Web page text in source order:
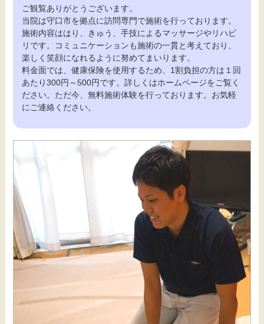
ご観覧ありがとうございます。
当院は守口市を拠点に訪問専門で施術を行っております。
施術内容ははり、きゅう、手技によるマッサージやリハビ
リです。コミュニケーションも施術の一貫と考えており、
楽しく笑顔になれるように努めてまいります。
料金面では、健康保険を使用するため、1割負担の方は１回
あたり300円～500円です。詳しくはホームページをご覧く
ださい。ただ今、無料施術体験を行っております。お気軽
にご連絡ください。